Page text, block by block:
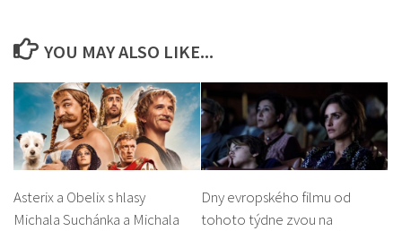
YOU MAY ALSO LIKE...
Asterix a Obelix s hlasy
Michala Suchánka a Michala
Dny evropského filmu od
tohoto týdne zvou na